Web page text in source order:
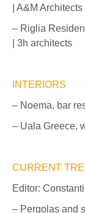
| A&M Architects
– Riglia
| 3h architects
INTERIORS
– Noema, bar
– Uala Greece,
CURRENT
Editor:
– Pergolas and